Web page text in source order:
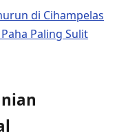
di Cihampelas
Paling Sulit